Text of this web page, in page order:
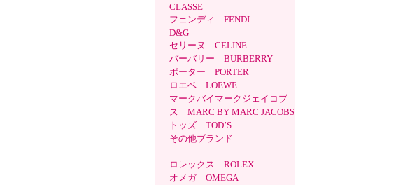
CLASSE
フェンディ FENDI
D&G
セリーヌ CELINE
バーバリー BURBERRY
ポーター PORTER
ロエベ LOEWE
マークバイマークジェイコブ
ス MARC BY MARC JACOBS
トッズ TOD’S
その他ブランド
ロレックス ROLEX
オメガ OMEGA